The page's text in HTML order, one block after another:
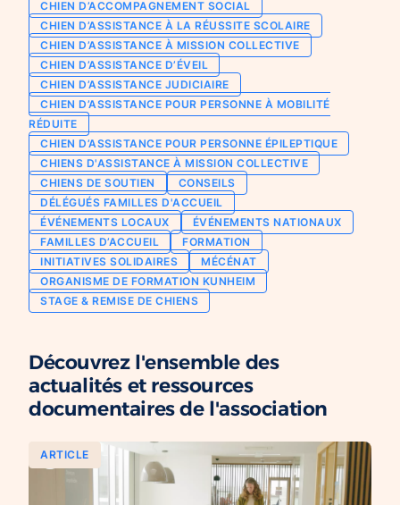
Chien d’assistance pour personne
épileptique
CHIENS À MISSION COLLECTIVE
Chien d’assistance d’accompagnement
social
Chien d’assistance à la réussite scolaire
Chien d’assistance judiciaire
Je deviens mécène ou partenaire
Ils nous soutiennent
Je m’engage / j’engage mes collaborateurs
Je lance une collecte
J’engage mes clients
CHIEN D’ACCOMPAGNEMENT SOCIAL
CHIEN D’ASSISTANCE À LA RÉUSSITE SCOLAIRE
CHIEN D’ASSISTANCE À MISSION COLLECTIVE
CHIEN D’ASSISTANCE D’ÉVEIL
CHIEN D’ASSISTANCE JUDICIAIRE
CHIEN D’ASSISTANCE POUR PERSONNE À MOBILITÉ
RÉDUITE
CHIEN D’ASSISTANCE POUR PERSONNE ÉPILEPTIQUE
CHIENS D'ASSISTANCE À MISSION COLLECTIVE
CHIENS DE SOUTIEN
CONSEILS
DÉLÉGUÉS FAMILLES D'ACCUEIL
ÉVÉNEMENTS LOCAUX
ÉVÉNEMENTS NATIONAUX
FAMILLES D’ACCUEIL
FORMATION
INITIATIVES SOLIDAIRES
MÉCÉNAT
ORGANISME DE FORMATION KUNHEIM
STAGE & REMISE DE CHIENS
Découvrez l'ensemble des
actualités et ressources
documentaires de l'association
ARTICLE